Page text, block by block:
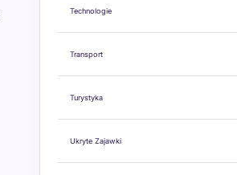
Technologie
Transport
Turystyka
Ukryte Zajawki